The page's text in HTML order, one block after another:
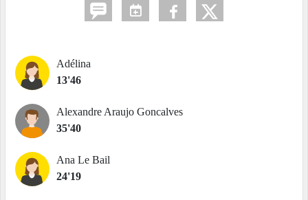
Adélina
13'46
Alexandre Araujo Goncalves
35'40
Ana Le Bail
24'19